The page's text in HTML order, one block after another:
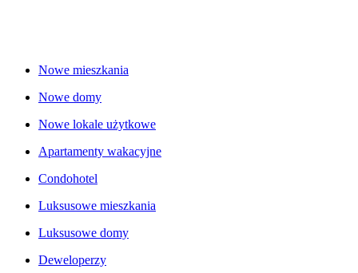
Nowe mieszkania
Nowe domy
Nowe lokale użytkowe
Apartamenty wakacyjne
Condohotel
Luksusowe mieszkania
Luksusowe domy
Deweloperzy